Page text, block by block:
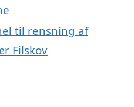
til rensning af
Filskov